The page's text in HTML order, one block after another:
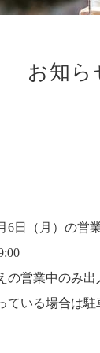
お知ら
6日（月）の営
営業中のみ出
ている場合は